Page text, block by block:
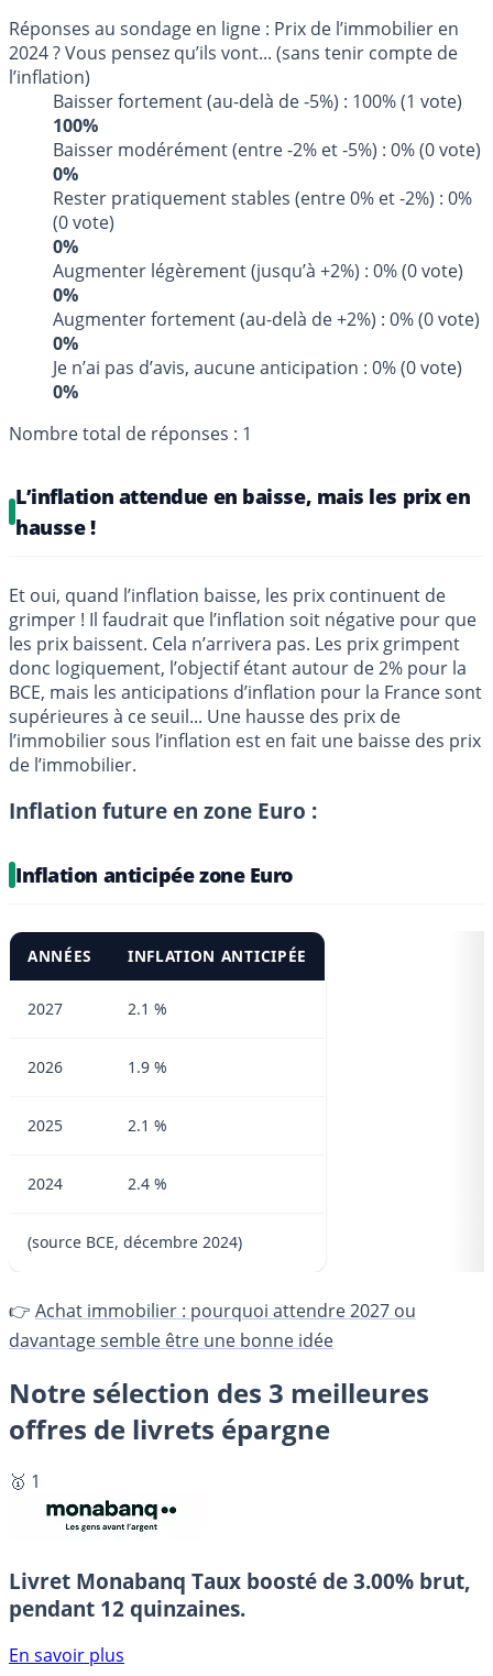
Réponses au sondage en ligne : Prix de l’immobilier en
2024 ? Vous pensez qu’ils vont... (sans tenir compte de
l’inflation)
Baisser fortement (au-delà de -5%) : 100% (1 vote)
100%
Baisser modérément (entre -2% et -5%) : 0% (0 vote)
0%
Rester pratiquement stables (entre 0% et -2%) : 0%
(0 vote)
0%
Augmenter légèrement (jusqu’à +2%) : 0% (0 vote)
0%
Augmenter fortement (au-delà de +2%) : 0% (0 vote)
0%
Je n’ai pas d’avis, aucune anticipation : 0% (0 vote)
0%
Nombre total de réponses : 1
L’inflation attendue en baisse, mais les prix en
hausse !
Et oui, quand l’inflation baisse, les prix continuent de
grimper ! Il faudrait que l’inflation soit négative pour que
les prix baissent. Cela n’arrivera pas. Les prix grimpent
donc logiquement, l’objectif étant autour de 2% pour la
BCE, mais les anticipations d’inflation pour la France sont
supérieures à ce seuil... Une hausse des prix de
l’immobilier sous l’inflation est en fait une baisse des prix
de l’immobilier.
Inflation future en zone Euro :
Inflation anticipée zone Euro
ANNÉES INFLATION ANTICIPÉE
2027 2.1 %
2026 1.9 %
2025 2.1 %
2024 2.4 %
(source BCE, décembre 2024)
👉 Achat immobilier : pourquoi attendre 2027 ou
davantage semble être une bonne idée
Notre sélection des 3 meilleures
offres de livrets épargne
🥇 1
Livret Monabanq Taux boosté de 3.00% brut,
pendant 12 quinzaines.
En savoir plus